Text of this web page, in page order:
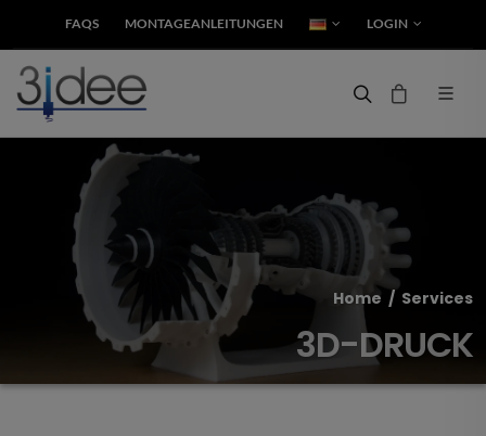
FAQS MONTAGEANLEITUNGEN LOGIN
Home / Services
3D-DRUCK